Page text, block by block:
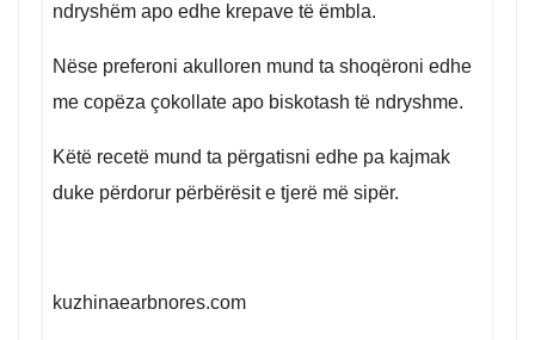
ndryshëm apo edhe krepave të ëmbla.
Nëse preferoni akulloren mund ta shoqëroni edhe
me copëza çokollate apo biskotash të ndryshme.
Këtë recetë mund ta përgatisni edhe pa kajmak
duke përdorur përbërësit e tjerë më sipër.
kuzhinaearbnores.com